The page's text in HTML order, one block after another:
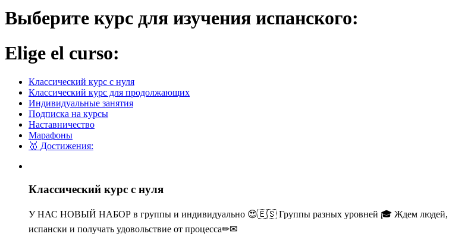
Выберите курс для изучения испанского:
Elige el curso:
Классический курс с нуля
Классический курс для продолжающих
Индивидуальные занятия
Подписка на курсы
Наставничество
Марафоны
🥇 Достижения:
Классический курс с нуля
У НАС НОВЫЙ НАБОР в группы и индивидуально 😍🇪🇸 Группы разных уровней 🎓 Ждем людей,
испански и получать удовольствие от процесса✏✉